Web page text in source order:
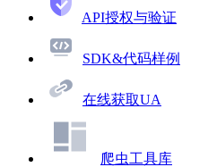
API授权与验证
SDK&代码样例
在线获取UA
爬虫工具库